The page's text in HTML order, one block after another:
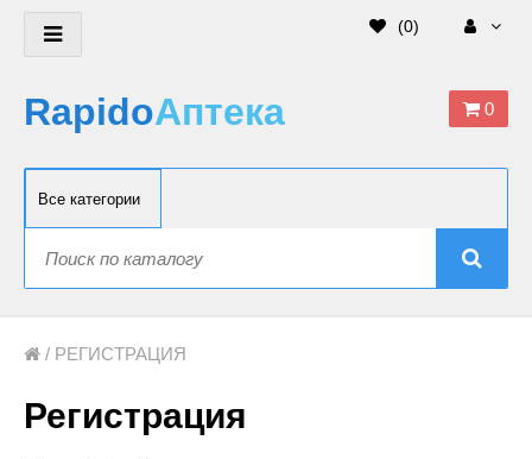
(0)
RapidoАптека 0
/ РЕГИСТРАЦИЯ
Регистрация